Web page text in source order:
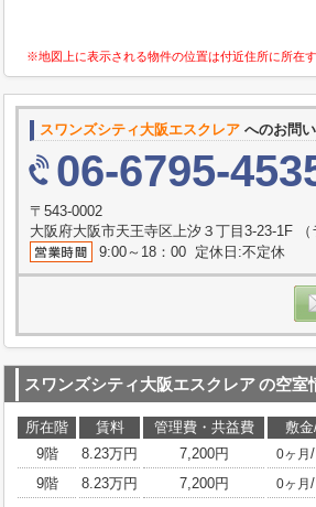
※地図上に表示される物件の位置は付近住所に所在
スワンズシティ大阪エスクレア へのお問
06-6795-
〒543-0002
大阪府大阪市天王寺区上汐３丁目3-23-1F （
9:00～18：00 定休日:不定休
スワンズシティ大阪エスクレアの空室
所在階 賃料 管理費・共益費 敷
9階
8.23万円 7,200円 0ヶ月 /
9階
8.23万円 7,200円 0ヶ月 /